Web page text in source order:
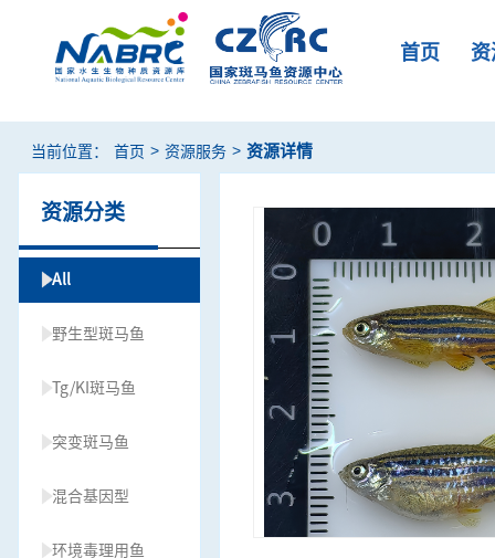
首页
当前位置： 首页 > 资源服务 > 资源详情
资源分类
All
野生型斑马鱼
Tg/KI斑马鱼
突变斑马鱼
混合基因型
环境毒理用鱼